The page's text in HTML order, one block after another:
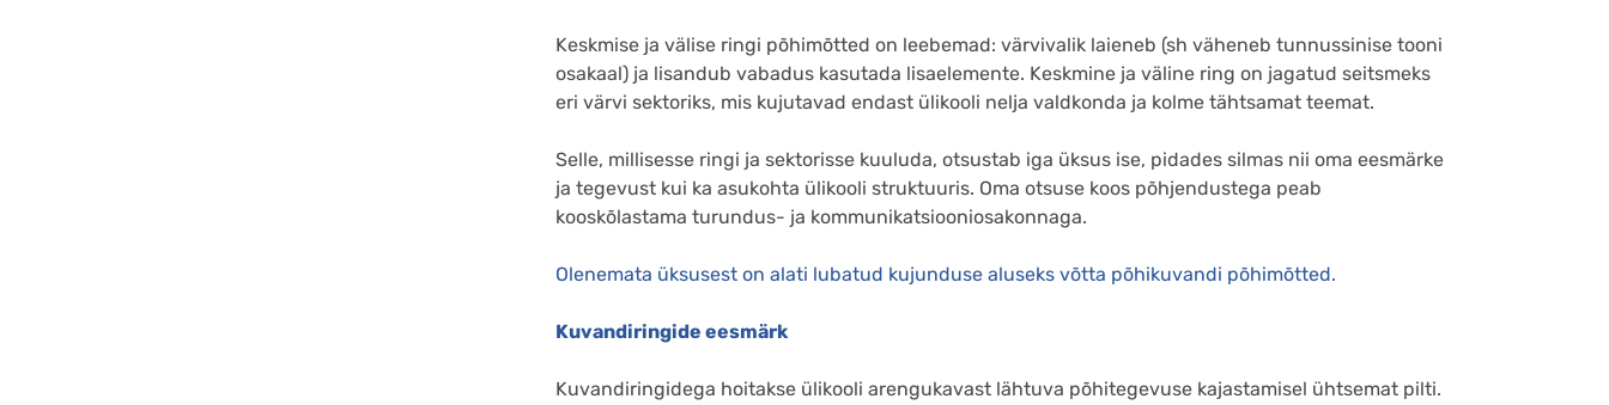
Keskmise ja välise ringi põhimõtted on leebemad: värvivalik laieneb (sh väheneb tunnussinise tooni
osakaal) ja lisandub vabadus kasutada lisaelemente. Keskmine ja väline ring on jagatud seitsmeks
eri värvi sektoriks, mis kujutavad endast ülikooli nelja valdkonda ja kolme tähtsamat teemat.
Selle, millisesse ringi ja sektorisse kuuluda, otsustab iga üksus ise, pidades silmas nii oma eesmärke
ja tegevust kui ka asukohta ülikooli struktuuris. Oma otsuse koos põhjendustega peab
kooskõlastama turundus- ja kommunikatsiooniosakonnaga.
Olenemata üksusest on alati lubatud kujunduse aluseks võtta põhikuvandi põhimõtted.
Kuvandiringide eesmärk
Kuvandiringidega hoitakse ülikooli arengukavast lähtuva põhitegevuse kajastamisel ühtsemat pilti.